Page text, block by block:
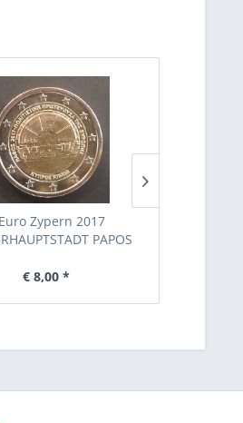
Zypern 2017
PAPOS
€ 8,00 *